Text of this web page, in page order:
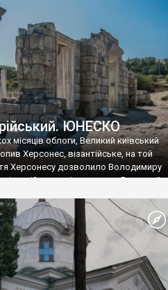
викрадені з фондів об’єкту
«Херсонеса Таврійського».
«Золото Візантії», але експерти та
це лише […]
ЮНЕСКО
місяців облоги, Великий київський
Херсонес, візантійське, на той
Херсонесу дозволило Володимиру
імператору Василю ІІ,
став Василем-
було Хрещення Русі. На честь
названо місто […]